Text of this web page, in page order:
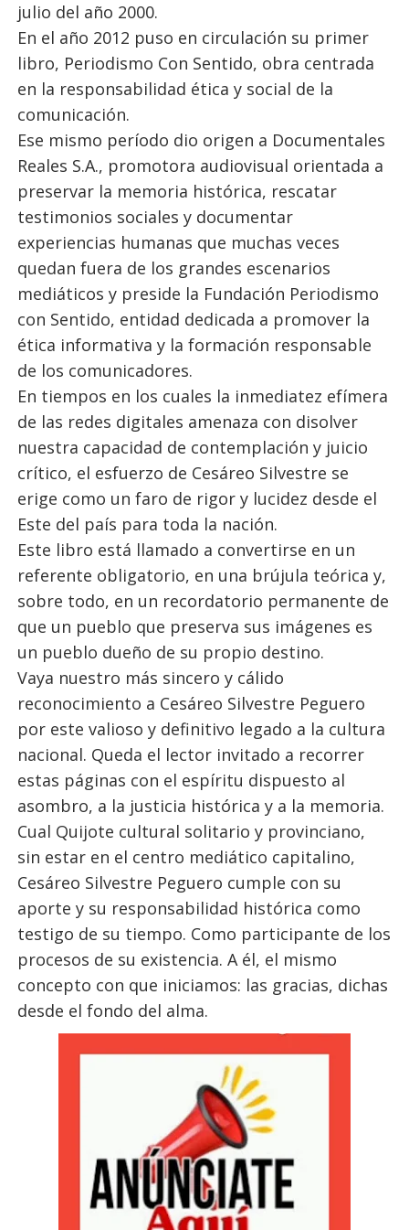
julio del año 2000.
En el año 2012 puso en circulación su primer
libro, Periodismo Con Sentido, obra centrada
en la responsabilidad ética y social de la
comunicación.
Ese mismo período dio origen a Documentales
Reales S.A., promotora audiovisual orientada a
preservar la memoria histórica, rescatar
testimonios sociales y documentar
experiencias humanas que muchas veces
quedan fuera de los grandes escenarios
mediáticos y preside la Fundación Periodismo
con Sentido, entidad dedicada a promover la
ética informativa y la formación responsable
de los comunicadores.
En tiempos en los cuales la inmediatez efímera
de las redes digitales amenaza con disolver
nuestra capacidad de contemplación y juicio
crítico, el esfuerzo de Cesáreo Silvestre se
erige como un faro de rigor y lucidez desde el
Este del país para toda la nación.
Este libro está llamado a convertirse en un
referente obligatorio, en una brújula teórica y,
sobre todo, en un recordatorio permanente de
que un pueblo que preserva sus imágenes es
un pueblo dueño de su propio destino.
Vaya nuestro más sincero y cálido
reconocimiento a Cesáreo Silvestre Peguero
por este valioso y definitivo legado a la cultura
nacional. Queda el lector invitado a recorrer
estas páginas con el espíritu dispuesto al
asombro, a la justicia histórica y a la memoria.
Cual Quijote cultural solitario y provinciano,
sin estar en el centro mediático capitalino,
Cesáreo Silvestre Peguero cumple con su
aporte y su responsabilidad histórica como
testigo de su tiempo. Como participante de los
procesos de su existencia. A él, el mismo
concepto con que iniciamos: las gracias, dichas
desde el fondo del alma.